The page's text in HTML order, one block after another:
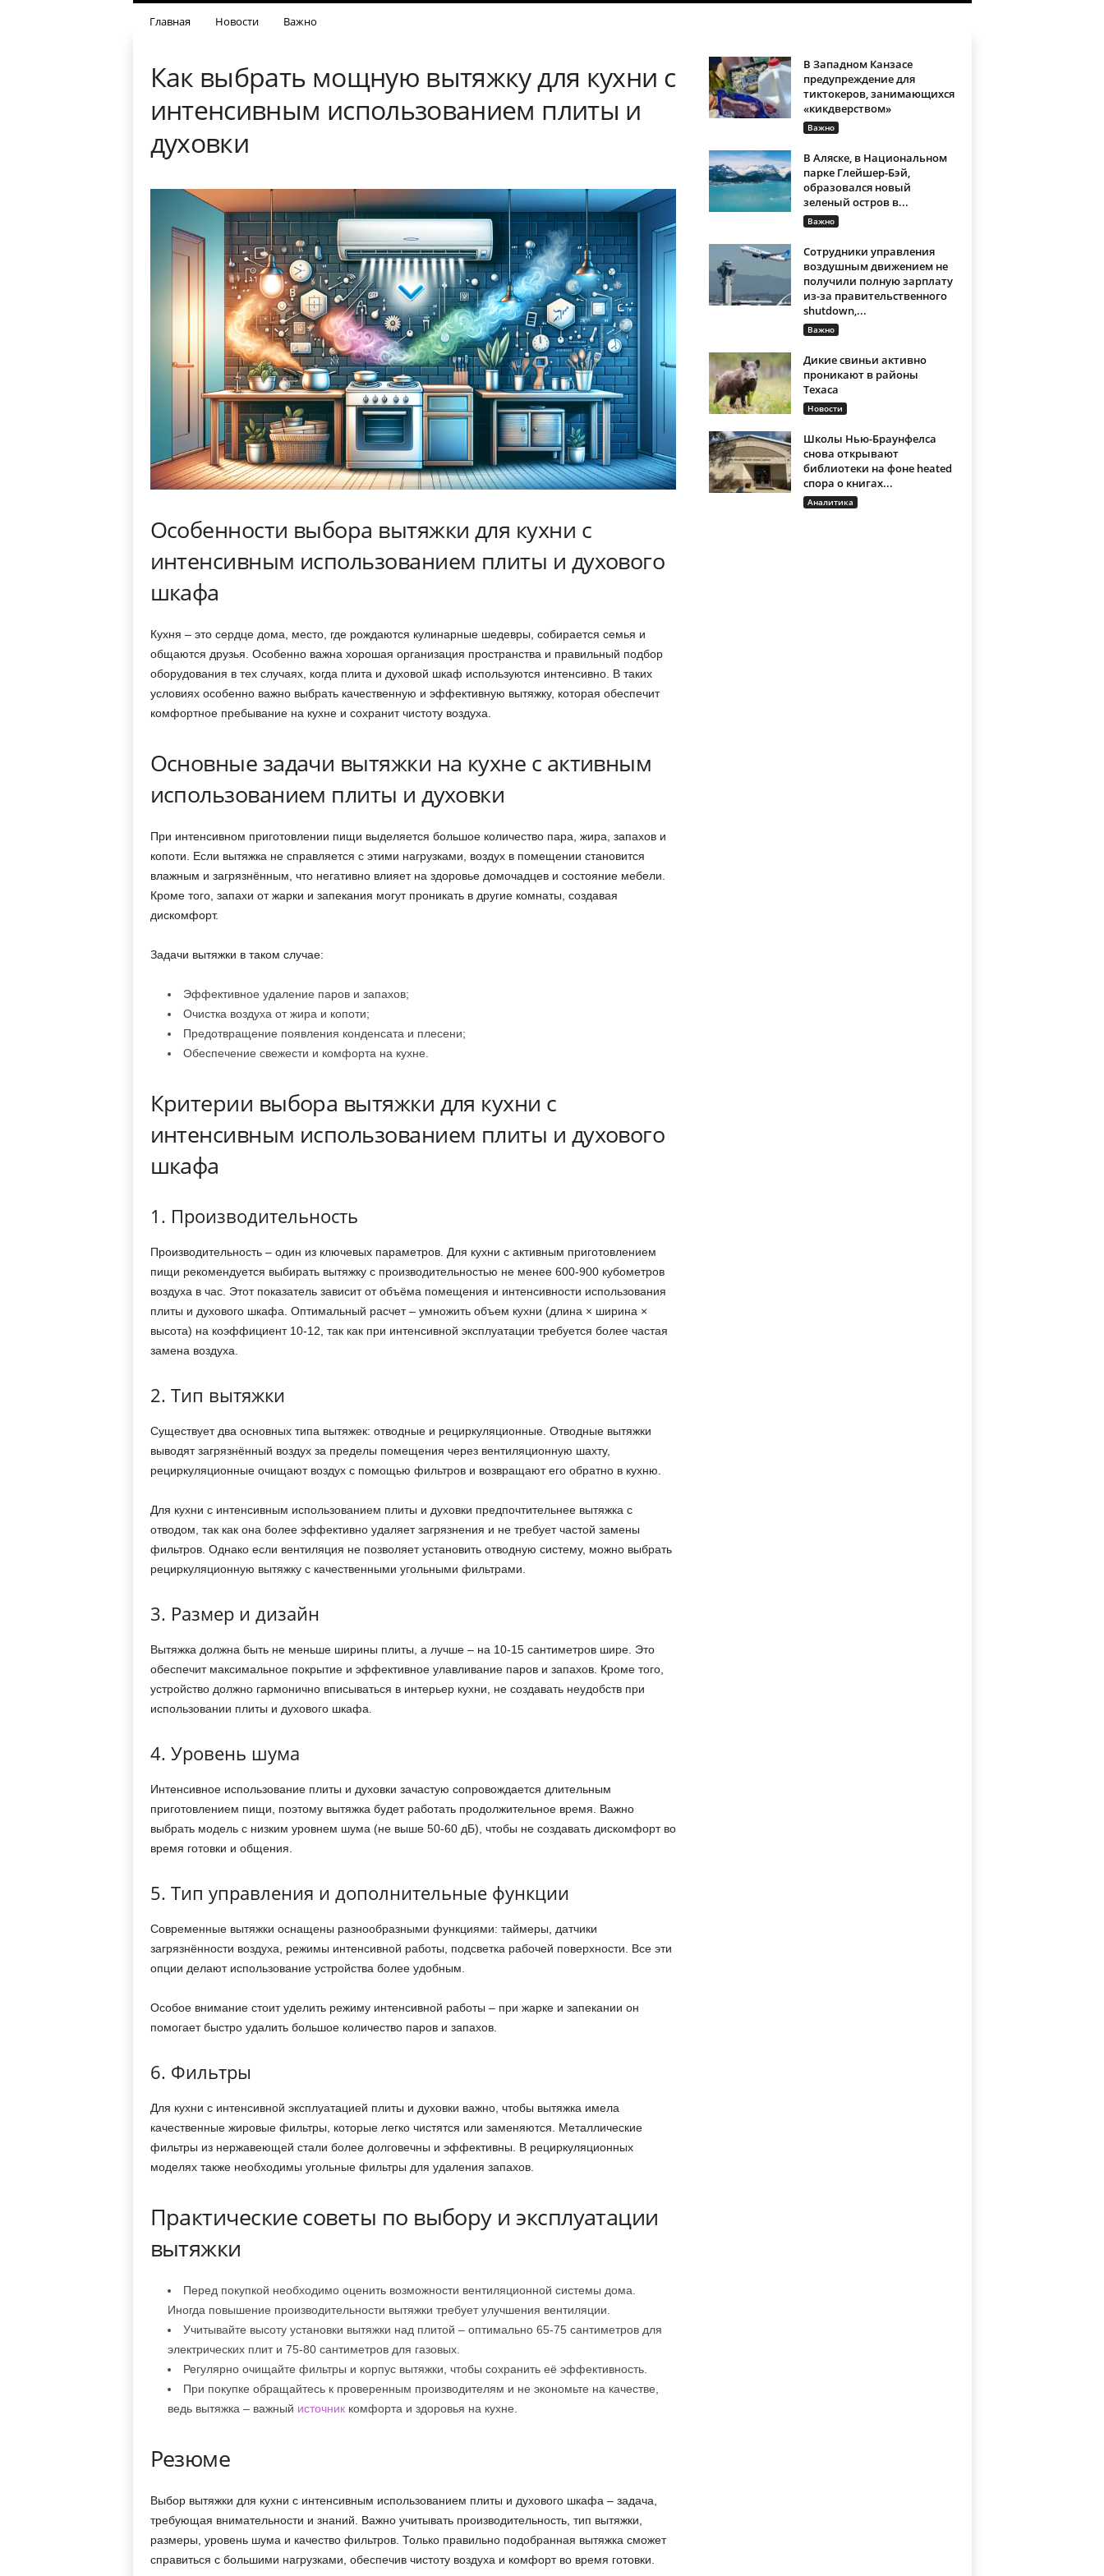
Главная Новости Важно
Как выбрать мощную вытяжку для кухни с
интенсивным использованием плиты и
духовки
Особенности выбора вытяжки для кухни с
интенсивным использованием плиты и духового
шкафа
Кухня – это сердце дома, место, где рождаются кулинарные шедевры, собирается семья и
общаются друзья. Особенно важна хорошая организация пространства и правильный подбор
оборудования в тех случаях, когда плита и духовой шкаф используются интенсивно. В таких
условиях особенно важно выбрать качественную и эффективную вытяжку, которая обеспечит
комфортное пребывание на кухне и сохранит чистоту воздуха.
Основные задачи вытяжки на кухне с активным
использованием плиты и духовки
При интенсивном приготовлении пищи выделяется большое количество пара, жира, запахов и
копоти. Если вытяжка не справляется с этими нагрузками, воздух в помещении становится
влажным и загрязнённым, что негативно влияет на здоровье домочадцев и состояние мебели.
Кроме того, запахи от жарки и запекания могут проникать в другие комнаты, создавая
дискомфорт.
Задачи вытяжки в таком случае:
Эффективное удаление паров и запахов;
Очистка воздуха от жира и копоти;
Предотвращение появления конденсата и плесени;
Обеспечение свежести и комфорта на кухне.
Критерии выбора вытяжки для кухни с
интенсивным использованием плиты и духового
шкафа
1. Производительность
Производительность – один из ключевых параметров. Для кухни с активным приготовлением
пищи рекомендуется выбирать вытяжку с производительностью не менее 600-900 кубометров
воздуха в час. Этот показатель зависит от объёма помещения и интенсивности использования
плиты и духового шкафа. Оптимальный расчет – умножить объем кухни (длина × ширина ×
высота) на коэффициент 10-12, так как при интенсивной эксплуатации требуется более частая
замена воздуха.
2. Тип вытяжки
Существует два основных типа вытяжек: отводные и рециркуляционные. Отводные вытяжки
выводят загрязнённый воздух за пределы помещения через вентиляционную шахту,
рециркуляционные очищают воздух с помощью фильтров и возвращают его обратно в кухню.
Для кухни с интенсивным использованием плиты и духовки предпочтительнее вытяжка с
отводом, так как она более эффективно удаляет загрязнения и не требует частой замены
фильтров. Однако если вентиляция не позволяет установить отводную систему, можно выбрать
рециркуляционную вытяжку с качественными угольными фильтрами.
3. Размер и дизайн
Вытяжка должна быть не меньше ширины плиты, а лучше – на 10-15 сантиметров шире. Это
обеспечит максимальное покрытие и эффективное улавливание паров и запахов. Кроме того,
устройство должно гармонично вписываться в интерьер кухни, не создавать неудобств при
использовании плиты и духового шкафа.
4. Уровень шума
Интенсивное использование плиты и духовки зачастую сопровождается длительным
приготовлением пищи, поэтому вытяжка будет работать продолжительное время. Важно
выбрать модель с низким уровнем шума (не выше 50-60 дБ), чтобы не создавать дискомфорт во
время готовки и общения.
5. Тип управления и дополнительные функции
Современные вытяжки оснащены разнообразными функциями: таймеры, датчики
загрязнённости воздуха, режимы интенсивной работы, подсветка рабочей поверхности. Все эти
опции делают использование устройства более удобным.
Особое внимание стоит уделить режиму интенсивной работы – при жарке и запекании он
помогает быстро удалить большое количество паров и запахов.
6. Фильтры
Для кухни с интенсивной эксплуатацией плиты и духовки важно, чтобы вытяжка имела
качественные жировые фильтры, которые легко чистятся или заменяются. Металлические
фильтры из нержавеющей стали более долговечны и эффективны. В рециркуляционных
моделях также необходимы угольные фильтры для удаления запахов.
Практические советы по выбору и эксплуатации
вытяжки
Перед покупкой необходимо оценить возможности вентиляционной системы дома.
Иногда повышение производительности вытяжки требует улучшения вентиляции.
Учитывайте высоту установки вытяжки над плитой – оптимально 65-75 сантиметров для
электрических плит и 75-80 сантиметров для газовых.
Регулярно очищайте фильтры и корпус вытяжки, чтобы сохранить её эффективность.
При покупке обращайтесь к проверенным производителям и не экономьте на качестве,
ведь вытяжка – важный источниккомфорта и здоровья на кухне.
Резюме
Выбор вытяжки для кухни с интенсивным использованием плиты и духового шкафа – задача,
требующая внимательности и знаний. Важно учитывать производительность, тип вытяжки,
размеры, уровень шума и качество фильтров. Только правильно подобранная вытяжка сможет
справиться с большими нагрузками, обеспечив чистоту воздуха и комфорт во время готовки.
В Западном Канзасе
предупреждение для
тиктокеров, занимающихся
«кикдверством»
Важно
В Аляске, в Национальном
парке Глейшер-Бэй,
образовался новый
зеленый остров в...
Важно
Сотрудники управления
воздушным движением не
получили полную зарплату
из-за правительственного
shutdown,...
Важно
Дикие свиньи активно
проникают в районы
Техаса
Новости
Школы Нью-Браунфелса
снова открывают
библиотеки на фоне heated
спора о книгах...
Аналитика